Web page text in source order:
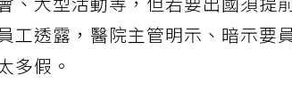
、大型活動等，但若要出國須提
工透露，醫院主管明示、暗示要
多假。